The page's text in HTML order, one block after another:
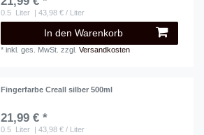
0.5 Liter | 43,98 € / Liter
In den Warenkorb
*inkl. ges. MwSt. zzgl.Versandkosten
Fingerfarbe Creall silber 500ml
21,99 € *
0.5 Liter | 43,98 € / Liter